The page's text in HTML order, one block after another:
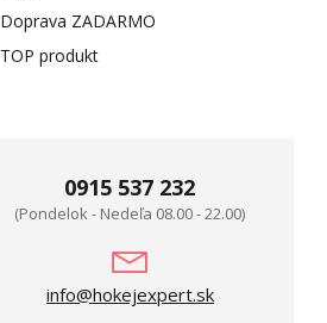
Doprava ZADARMO
TOP produkt
0915 537 232
(Pondelok - Nedeľa 08.00 - 22.00)
info@hokejexpert.sk